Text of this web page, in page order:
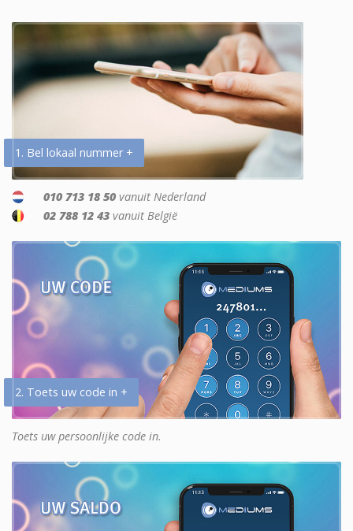
1. Bel lokaal nummer +
010 713 18 50 vanuit Nederland
02 788 12 43 vanuit België
2. Toets uw code in +
Toets uw persoonlijke code in.